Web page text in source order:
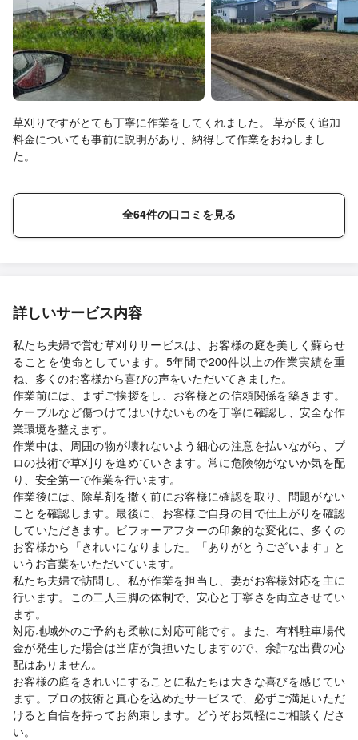
草刈りですがとても丁寧に作業をしてくれました。 草が長く追加
料金についても事前に説明があり、納得して作業をおねしまし
た。
全64件の口コミを見る
詳しいサービス内容
私たち夫婦で営む草刈りサービスは、お客様の庭を美しく蘇らせ
ることを使命としています。5年間で200件以上の作業実績を重
ね、多くのお客様から喜びの声をいただいてきました。
作業前には、まずご挨拶をし、お客様との信頼関係を築きます。
ケーブルなど傷つけてはいけないものを丁寧に確認し、安全な作
業環境を整えます。
作業中は、周囲の物が壊れないよう細心の注意を払いながら、プ
ロの技術で草刈りを進めていきます。常に危険物がないか気を配
り、安全第一で作業を行います。
作業後には、除草剤を撒く前にお客様に確認を取り、問題がない
ことを確認します。最後に、お客様ご自身の目で仕上がりを確認
していただきます。ビフォーアフターの印象的な変化に、多くの
お客様から「きれいになりました」「ありがとうございます」と
いうお言葉をいただいています。
私たち夫婦で訪問し、私が作業を担当し、妻がお客様対応を主に
行います。この二人三脚の体制で、安心と丁寧さを両立させてい
ます。
対応地域外のご予約も柔軟に対応可能です。また、有料駐車場代
金が発生した場合は当店が負担いたしますので、余計な出費の心
配はありません。
お客様の庭をきれいにすることに私たちは大きな喜びを感じてい
ます。プロの技術と真心を込めたサービスで、必ずご満足いただ
けると自信を持ってお約束します。どうぞお気軽にご相談くださ
い。